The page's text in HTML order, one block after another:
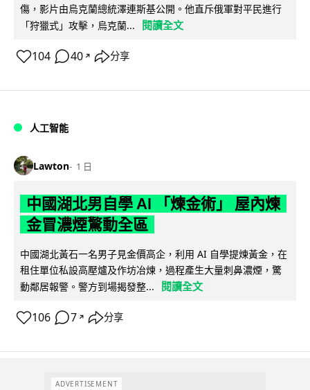
傷，影片由烏克蘭總統澤連斯基公開。他直斥俄軍對平民進行
「狩獵式」攻擊，烏克蘭...
閱讀全文
104 40 ↗ 分享
人工智能
Lawton 1 日
中國湖北男自學 AI 「煉金術」 屋內煉
金冒濃煙驚動全區
中國湖北黃石一名男子見金價高企，利用 AI 自學提煉黃金，在
租住單位私設高壓爐及作坊冶煉，過程產生大量刺鼻濃煙，驚
動鄰居報警。警方到場揭發整...
閱讀全文
106 7 ↗ 分享
ADVERTISEMENT